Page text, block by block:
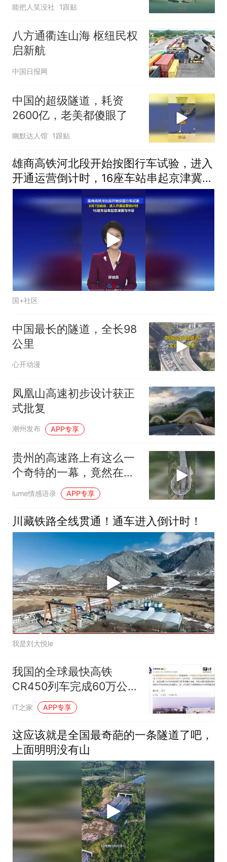
能把人笑没社 1跟贴
八方通衢连山海 枢纽民权
启新航
中国日报网
中国的超级隧道，耗资
2600亿，老美都傻眼了
幽默达人馆 1跟贴
雄商高铁河北段开始按图行车试验，进入
开通运营倒计时，16座车站串起京津冀与
中原
国+社区
中国最长的隧道，全长98
公里
心开动漫
凤凰山高速初步设计获正
式批复
潮州发布 APP专享
贵州的高速路上有这么一
个奇特的一幕，竟然在这
里修了一个
lume情感语录 APP专享
川藏铁路全线贯通！通车进入倒计时！
我是刘大悦le
我国的全球最快高铁
CR450列车完成60万公里
运用考核
IT之家 APP专享
这应该就是全国最奇葩的一条隧道了吧，
上面明明没有山